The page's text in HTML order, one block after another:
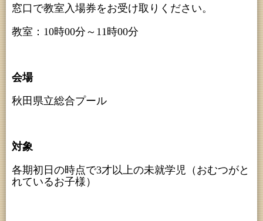
窓口で教室入場券をお受け取りください。
教室：10時00分～11時00分
会場
秋田県立総合プール
対象
各期初日の時点で3才以上の未就学児（おむつがと
れているお子様）